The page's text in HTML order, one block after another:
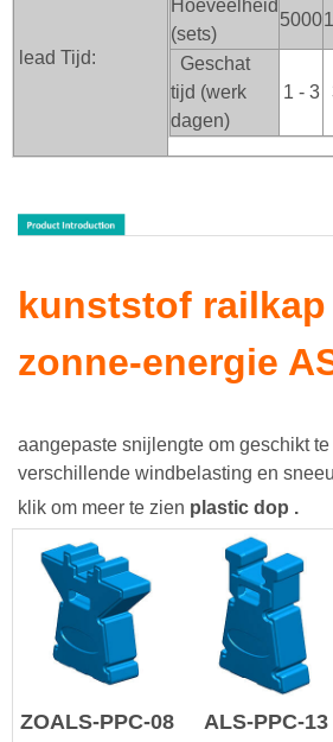
lead Tijd:
Hoeveelheid
(sets)
5000
Geschat
tijd (werk
dagen)
1 - 3
kunststof
zonne-energie
aangepaste snijlengte om geschikt
verschillende windbelasting en
klik om meer te zien plastic dop .
ZOALS-PPC-08 ALS-PPC-13